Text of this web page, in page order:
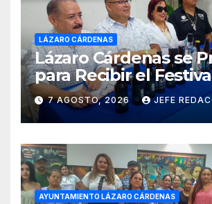
LÁZARO CÁRDENAS
Lázaro Cárdenas se
para Recibir el
Internacional de la
Costa de Michoacán
7 AGOSTO, 2026 JEFE
AYUNTAMIENTO LÁZARO CÁRDENAS